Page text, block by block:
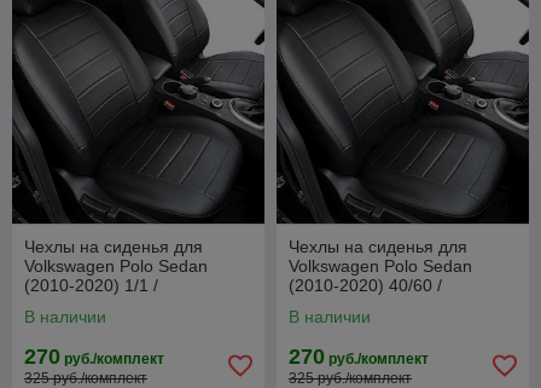
Чехлы на сиденья для
Volkswagen Polo Sedan
(2010-2020) 1/1 /
черный)
В наличии
270 руб./комплект
325 руб./комплект
Чехлы на сиденья для
Volkswagen Polo Sedan
(2010-2020) 40/60 /
черный)
В наличии
270 руб./комплект
325 руб./комплект